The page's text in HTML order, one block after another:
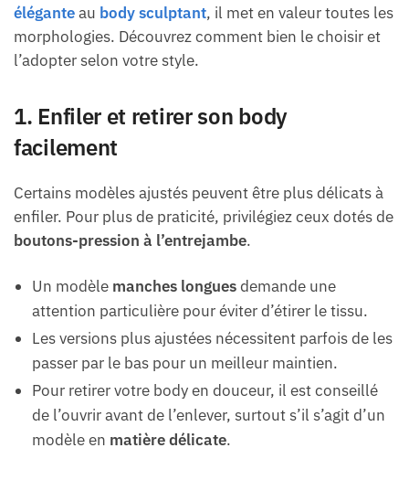
éléganteau body sculptant, il met en valeur toutes les
morphologies. Découvrez comment bien le choisir et
l’adopter selon votre style.
1. Enfiler et retirer son body
facilement
Certains modèles ajustés peuvent être plus délicats à
enfiler. Pour plus de praticité, privilégiez ceux dotés de
boutons-pression à l’entrejambe.
Un modèle manches longuesdemande une
attention particulière pour éviter d’étirer le tissu.
Les versions plus ajustées nécessitent parfois de les
passer par le bas pour un meilleur maintien.
Pour retirer votre body en douceur, il est conseillé
de l’ouvrir avant de l’enlever, surtout s’il s’agit d’un
modèle en matière délicate.